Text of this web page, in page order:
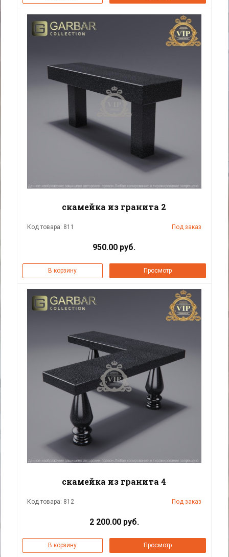
скамейка из гранита 2
Код товара: 811 Под заказ
950.00 руб.
В корзину Просмотр
скамейка из гранита 4
Код товара: 812 Под заказ
2 200.00 руб.
В корзину Просмотр